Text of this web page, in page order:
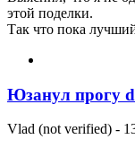
этой поделки.
Так что пока
Юзанул прогу
Vlad (not verified) -